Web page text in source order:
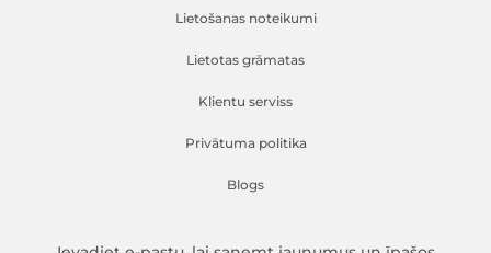
Lietošanas noteikumi
Lietotas grāmatas
Klientu serviss
Privātuma politika
Blogs